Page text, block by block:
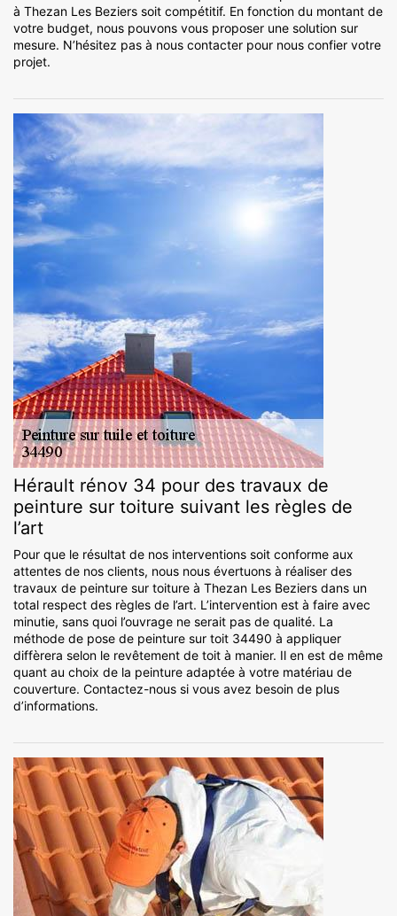
à Thezan Les Beziers soit compétitif. En fonction du montant de
votre budget, nous pouvons vous proposer une solution sur
mesure. N’hésitez pas à nous contacter pour nous confier votre
projet.
Hérault rénov 34 pour des travaux de
peinture sur toiture suivant les règles de
l’art
Pour que le résultat de nos interventions soit conforme aux
attentes de nos clients, nous nous évertuons à réaliser des
travaux de peinture sur toiture à Thezan Les Beziers dans un
total respect des règles de l’art. L’intervention est à faire avec
minutie, sans quoi l’ouvrage ne serait pas de qualité. La
méthode de pose de peinture sur toit 34490 à appliquer
diffèrera selon le revêtement de toit à manier. Il en est de même
quant au choix de la peinture adaptée à votre matériau de
couverture. Contactez-nous si vous avez besoin de plus
d’informations.